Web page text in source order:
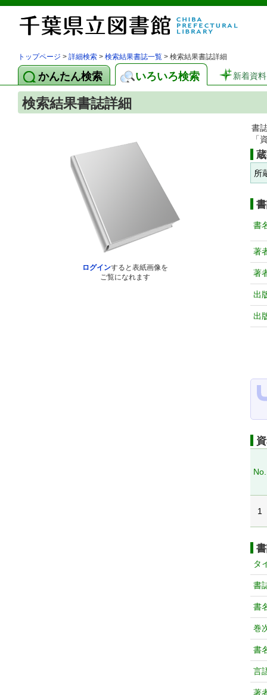
トップページ > 詳細検索 > 検索結果書誌一覧 > 検索結果書誌詳細
かんたん検索 いろいろ検索 新着資料
検索結果書誌詳細
ログインすると表紙画像を
ご覧になれます
書
「
所
書
著
著
出
出
No.
1
タ
書
書
巻
書
言
著